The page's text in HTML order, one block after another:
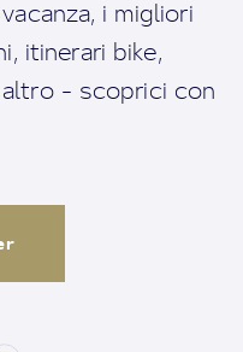
i migliori
itinerari bike,
- scoprici con